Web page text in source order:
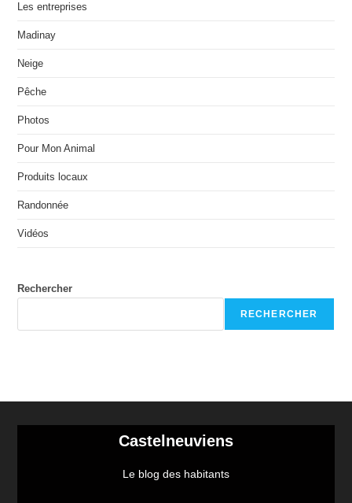
Les entreprises
Madinay
Neige
Pêche
Photos
Pour Mon Animal
Produits locaux
Randonnée
Vidéos
Rechercher
RECHERCHER
Castelneuviens
Le blog des habitants